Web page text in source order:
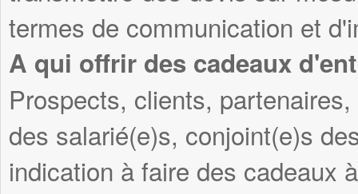
termes de communication et
A qui offrir des cadeaux
Prospects, clients,
des salarié(e)s, conjoint(e)s
indication à faire des cadeaux